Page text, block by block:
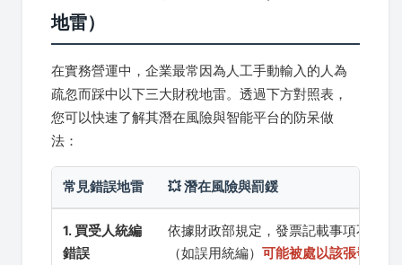
地雷）
在實務營運中，企業最常因為人工手動輸入的人為
疏忽而踩中以下三大財稅地雷。透過下方對照表，
您可以快速了解其潛在風險與智能平台的防呆做
法：
常見錯誤地雷 💥 潛在風險與罰鍰
1. 買受人統編
錯誤
依據財政部規定，發票記載事項不實
（如誤用統編） 可能被處以該張發票銷